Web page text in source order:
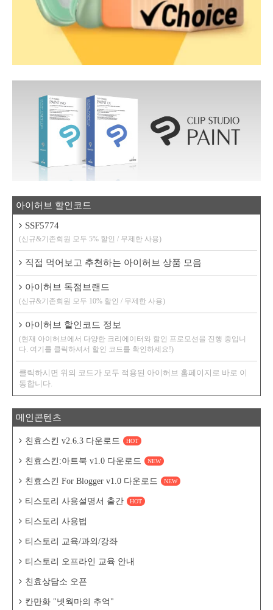
아이허브 할인코드
SSF5774
(신규&기존회원 모두 5% 할인 / 무제한 사용)
직접 먹어보고 추천하는 아이허브 상품 모음
아이허브 독점브랜드
(신규&기존회원 모두 10% 할인 / 무제한 사용)
아이허브 할인코드 정보
(현재 아이허브에서 다양한 크리에이터와 할인 프로모션을 진행 중입니
다. 여기를 클릭하셔서 할인 코드를 확인하세요!)
클릭하시면 위의 코드가 모두 적용된 아이허브 홈페이지로 바로 이
동합니다.
메인콘텐츠
친효스킨 v2.6.3 다운로드 HOT
친효스킨:아트북 v1.0 다운로드 NEW
친효스킨 For Blogger v1.0 다운로드 NEW
티스토리 사용설명서 출간 HOT
티스토리 사용법
티스토리 교육/과외/강좌
티스토리 오프라인 교육 안내
친효상담소 오픈
칸만화 "넷웍마의 추억"